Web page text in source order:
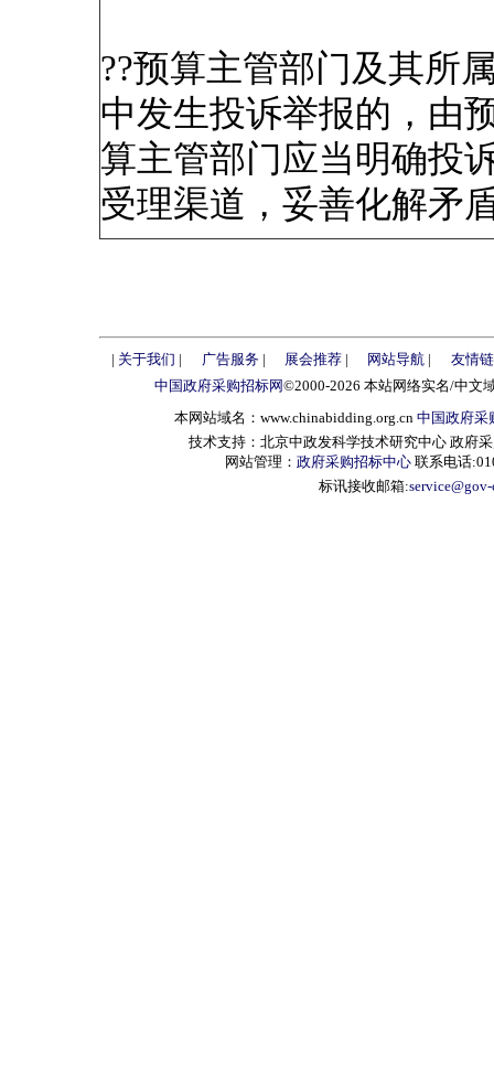
??预算主管部门及其所
中发生投诉举报的，由
算主管部门应当明确投
受理渠道，妥善化解矛
| 关于我们 | 广告服务| 展会推荐| 网站导航 |
友情
中国政府采购招标网©2000-2026 本站网络实名/中文
本网站域名：www.chinabidding.org.cn 中国政府采
技术支持：北京中政发科学技术研究中心 政府
网站管理： 政府采购招标中心 联系电话
标讯接收邮箱: